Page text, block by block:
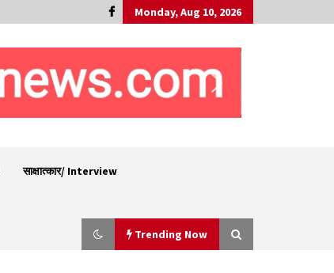
Monday, Aug 10, 2026
साक्षात्कार/ Interview
Trending Now